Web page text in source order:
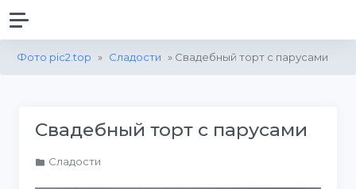
Фото pic2.top » Сладости » Свадебный торт с парусами
Свадебный торт с парусами
Сладости